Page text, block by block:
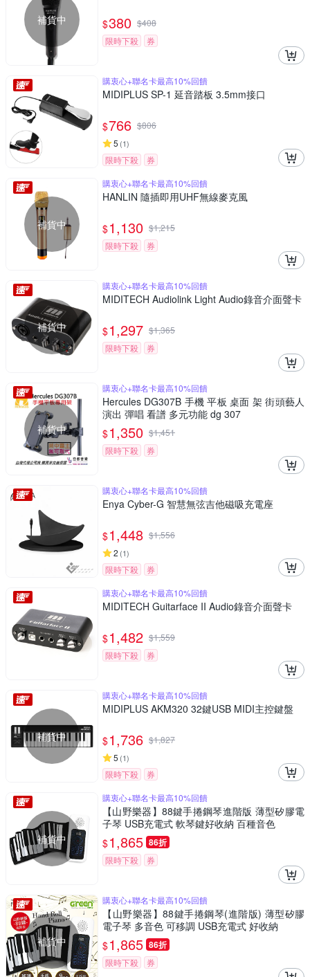
補貨中 $380 $408
限時下殺
券
購衷心+聯名卡最高10%回饋
MIDIPLUS SP-1 延音踏板 3.5mm接口
$766 $806
5 (1)
限時下殺 券
補貨中
購衷心+聯名卡最高10%回饋
HANLIN 隨插即用UHF無線麥克風
$1,130 $1,215
限時下殺
券
補貨中
購衷心+聯名卡最高10%回饋
MIDITECH Audiolink Light Audio錄音介面聲卡
$1,297 $1,365
限時下殺
券
補貨中
購衷心+聯名卡最高10%回饋
Hercules DG307B 手機 平板 桌面 架 街頭藝人
演出 彈唱 看譜 多元功能 dg 307
$1,350 $1,451
限時下殺
券
購衷心+聯名卡最高10%回饋
Enya Cyber-G 智慧無弦吉他磁吸充電座
$1,448 $1,556
2 (1)
限時下殺
券
購衷心+聯名卡最高10%回饋
MIDITECH Guitarface II Audio錄音介面聲卡
$1,482 $1,559
限時下殺
券
補貨中
購衷心+聯名卡最高10%回饋
MIDIPLUS AKM320 32鍵USB MIDI主控鍵盤
$1,736 $1,827
5 (1)
限時下殺 券
補貨中
購衷心+聯名卡最高10%回饋
【山野樂器】88鍵手捲鋼琴進階版 薄型矽膠電
子琴 USB充電式 軟琴鍵好收納 百種音色
$1,865 86折
限時下殺 券
補貨中
購衷心+聯名卡最高10%回饋
【山野樂器】88鍵手捲鋼琴(進階版) 薄型矽膠
電子琴 多音色 可移調 USB充電式 好收納
$1,865 86折
限時下殺 券